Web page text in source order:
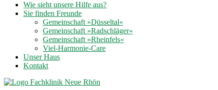
Wie sieht unsere Hilfe aus?
Sie finden Freunde
Gemeinschaft »Düsseltal«
Gemeinschaft »Radschläger«
Gemeinschaft »Rheinfels«
Viel-Harmonie-Care
Unser Haus
Kontakt